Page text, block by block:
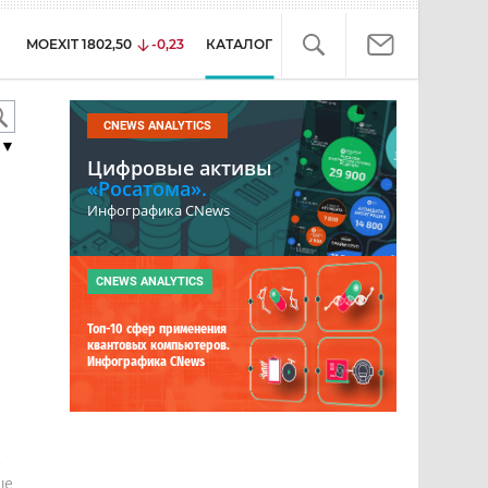
MOEXIT 1802,50 -0,23 КАТАЛОГ
CNEWS ANALYTICS
Цифровые активы
«Росатома».
Инфографика CNews
CNEWS ANALYTICS
Топ-10 сфер применения
квантовых компьютеров.
Инфографика CNews